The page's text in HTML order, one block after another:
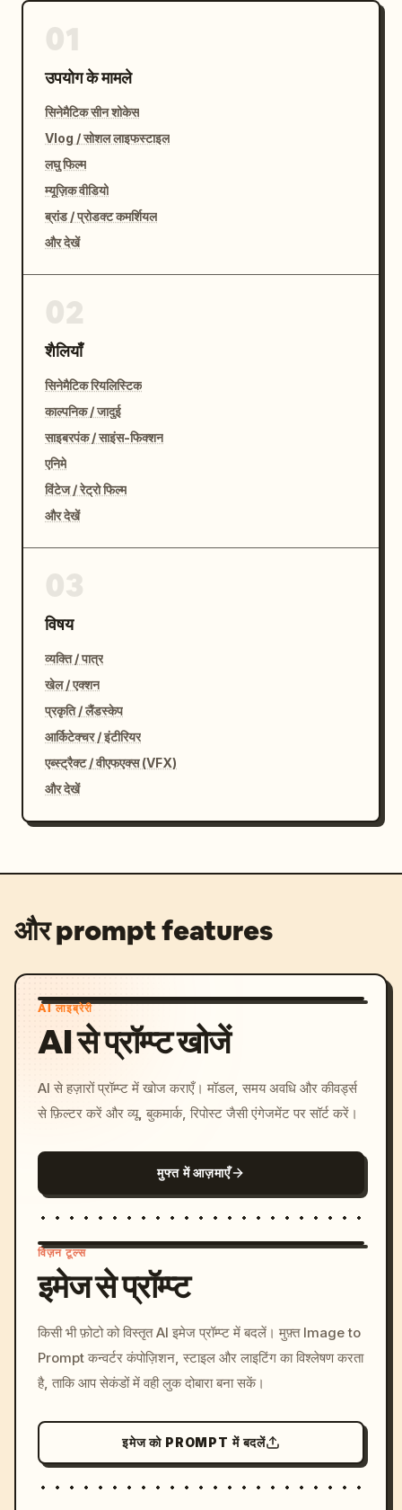
उपयोग के मामले
सिनेमैटिक सीन शोकेस
Vlog / सोशल लाइफस्टाइल
लघु फिल्म
म्यूज़िक वीडियो
ब्रांड / प्रोडक्ट कमर्शियल
और देखें
शैलियाँ
सिनेमैटिक रियलिस्टिक
काल्पनिक / जादुई
साइबरपंक / साइंस-फिक्शन
एनिमे
विंटेज / रेट्रो फिल्म
और देखें
विषय
व्यक्ति / पात्र
खेल / एक्शन
प्रकृति / लैंडस्केप
आर्किटेक्चर / इंटीरियर
एब्स्ट्रैक्ट / वीएफएक्स (VFX)
और देखें
और prompt features
AI लाइब्रेरी
AI से प्रॉम्प्ट खोजें
AI से हज़ारों प्रॉम्प्ट में खोज कराएँ। मॉडल, समय अवधि और कीवर्ड्स
से फ़िल्टर करें और व्यू, बुकमार्क, रिपोस्ट जैसी एंगेजमेंट पर सॉर्ट करें।
मुफ्त में आज़माएँ
c, cyberpunk sunset, neon
colors, 8k --v 6.0
विज़न टूल्स
इमेज से प्रॉम्प्ट
किसी भी फ़ोटो को विस्तृत AI इमेज प्रॉम्प्ट में बदलें। मुफ़्त Image to
Prompt कन्वर्टर कंपोज़िशन, स्टाइल और लाइटिंग का विश्लेषण करता
है, ताकि आप सेकंडों में वही लुक दोबारा बना सकें।
इमेज को PROMPT में बदलें